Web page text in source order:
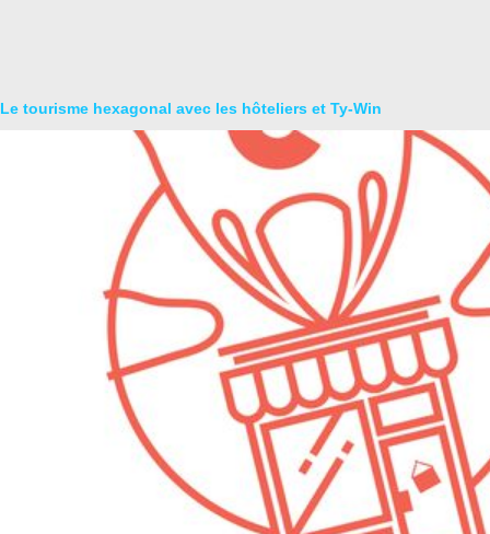
Le tourisme hexagonal avec les hôteliers et Ty-Win